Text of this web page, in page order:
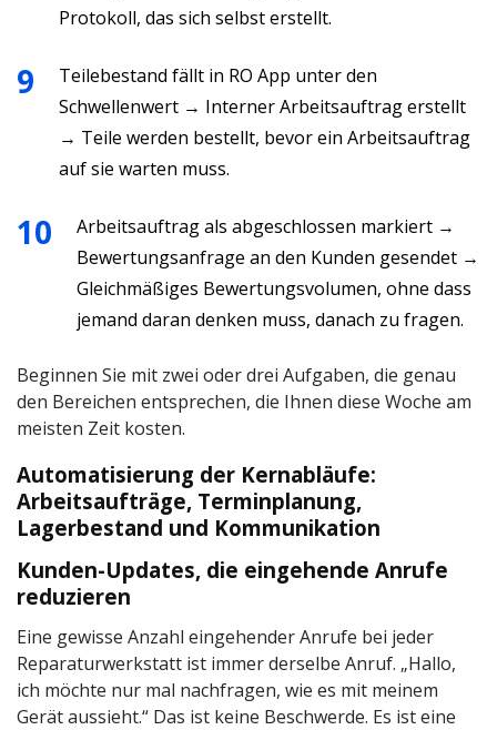
Protokoll, das sich selbst erstellt.
Teilebestand fällt in RO App unter den
Schwellenwert → Interner Arbeitsauftrag erstellt
→ Teile werden bestellt, bevor ein Arbeitsauftrag
auf sie warten muss.
Arbeitsauftrag als abgeschlossen markiert →
Bewertungsanfrage an den Kunden gesendet →
Gleichmäßiges Bewertungsvolumen, ohne dass
jemand daran denken muss, danach zu fragen.
Beginnen Sie mit zwei oder drei Aufgaben, die genau
den Bereichen entsprechen, die Ihnen diese Woche am
meisten Zeit kosten.
Automatisierung der Kernabläufe:
Arbeitsaufträge, Terminplanung,
Lagerbestand und Kommunikation
Kunden-Updates, die eingehende Anrufe
reduzieren
Eine gewisse Anzahl eingehender Anrufe bei jeder
Reparaturwerkstatt ist immer derselbe Anruf. „Hallo,
ich möchte nur mal nachfragen, wie es mit meinem
Gerät aussieht.“ Das ist keine Beschwerde. Es ist eine